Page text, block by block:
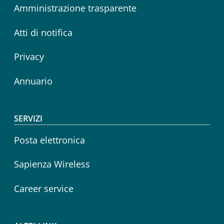
Amministrazione trasparente
Atti di notifica
Privacy
Annuario
SERVIZI
Posta elettronica
Sapienza Wireless
Career service